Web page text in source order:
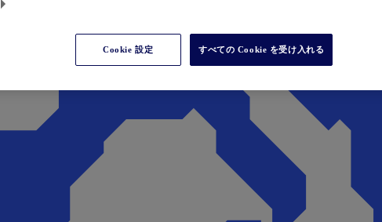
Cookie 設定 すべての Cookie を受け入れる